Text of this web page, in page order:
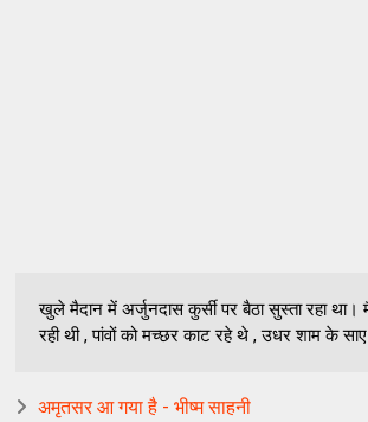
खुले मैदान में अर्जुनदास कुर्सी पर बैठा सुस्ता रहा
रही थी , पांवों को मच्छर काट रहे थे , उधर शाम के
अमृतसर आ गया है - भीष्म साहनी